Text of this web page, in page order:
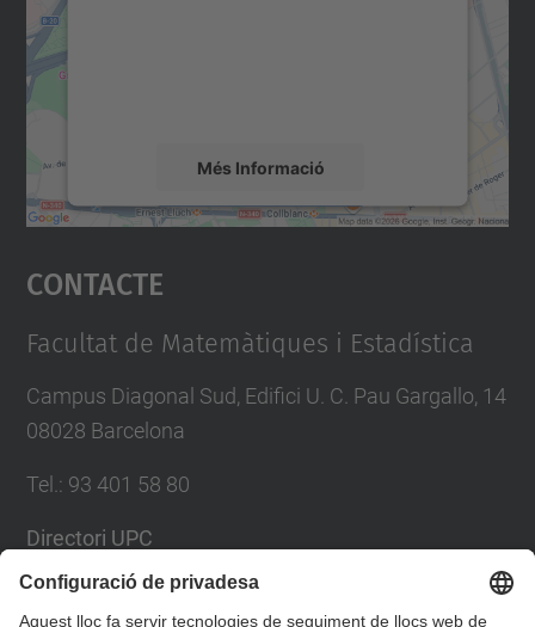
Més Informació
Accepta
powered by
Contacte
Facultat de Matemàtiques i Estadística
Campus Diagonal Sud, Edifici U. C. Pau Gargallo, 14
08028 Barcelona
Tel.: 93 401 58 80
Directori UPC
Formulari de contacte